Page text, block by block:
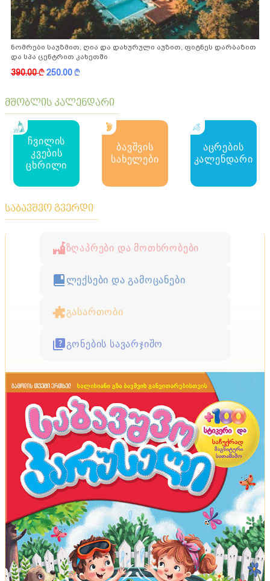
ნომრები საუზმით, ღია და დახურული აუზით, ფიტნეს დარბაზით
და სპა ცენტრით კახეთში
390.00k250.00k
მშობლის კალენდარი
ჩვილის
კვების
ცხრილი
ბავშვის
სახელები
აცრების
კალენდარი
საბავშვო გვერდი
ზღაპრები და მოთხრობები
ლექსები და გამოცანები
გასართობი
გონების სავარჯიშო